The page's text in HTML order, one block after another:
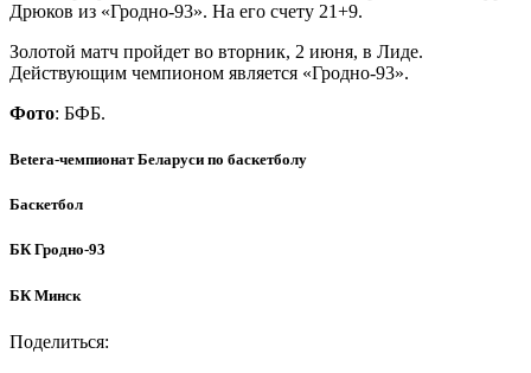
Дрюков из «Гродно-93». На его счету 21+9.
Золотой матч пройдет во вторник, 2 июня, в Лиде.
Действующим чемпионом является «Гродно-93».
Фото: БФБ.
Betera-чемпионат Беларуси по баскетболу
Баскетбол
БК Гродно-93
БК Минск
Поделиться: